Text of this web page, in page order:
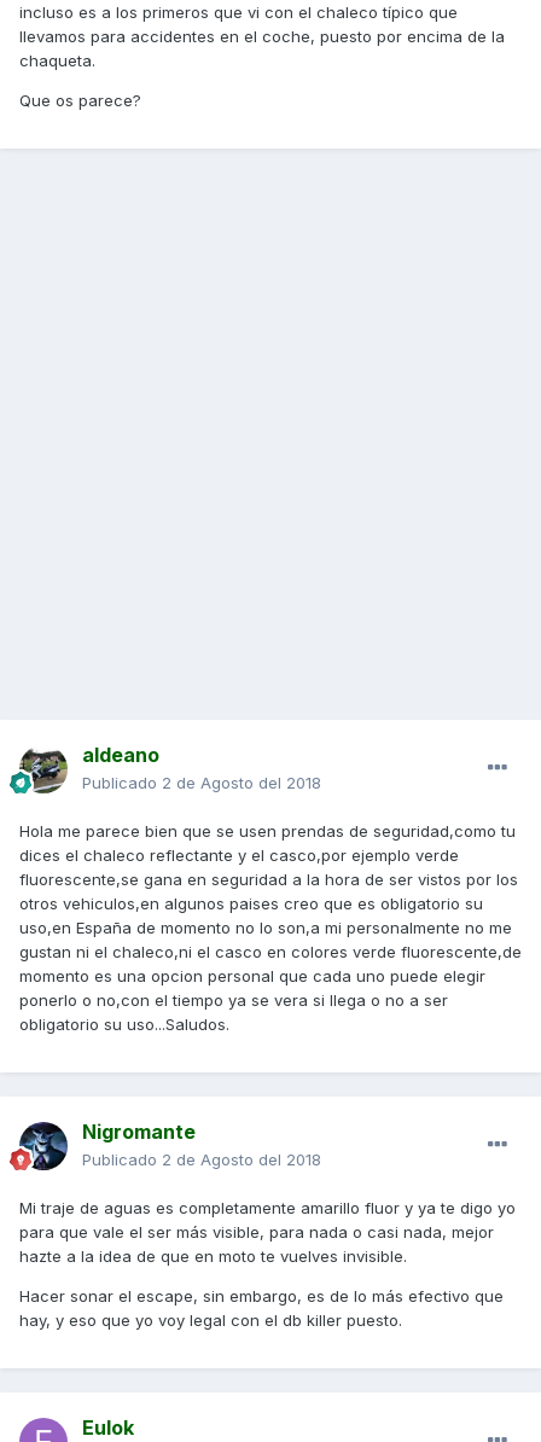
incluso es a los primeros que vi con el chaleco típico que
llevamos para accidentes en el coche, puesto por encima de la
chaqueta.
Que os parece?
aldeano
Publicado 2 de Agosto del 2018
Hola me parece bien que se usen prendas de seguridad,como tu
dices el chaleco reflectante y el casco,por ejemplo verde
fluorescente,se gana en seguridad a la hora de ser vistos por los
otros vehiculos,en algunos paises creo que es obligatorio su
uso,en España de momento no lo son,a mi personalmente no me
gustan ni el chaleco,ni el casco en colores verde fluorescente,de
momento es una opcion personal que cada uno puede elegir
ponerlo o no,con el tiempo ya se vera si llega o no a ser
obligatorio su uso...Saludos.
Nigromante
Publicado 2 de Agosto del 2018
Mi traje de aguas es completamente amarillo fluor y ya te digo yo
para que vale el ser más visible, para nada o casi nada, mejor
hazte a la idea de que en moto te vuelves invisible.
Hacer sonar el escape, sin embargo, es de lo más efectivo que
hay, y eso que yo voy legal con el db killer puesto.
Eulok